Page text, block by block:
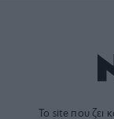
Το site που ζει